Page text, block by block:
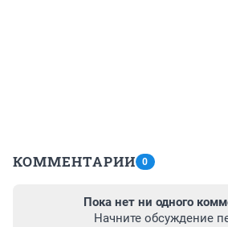
КОММЕНТАРИИ 0
Пока нет ни одного
Начните обсуждение